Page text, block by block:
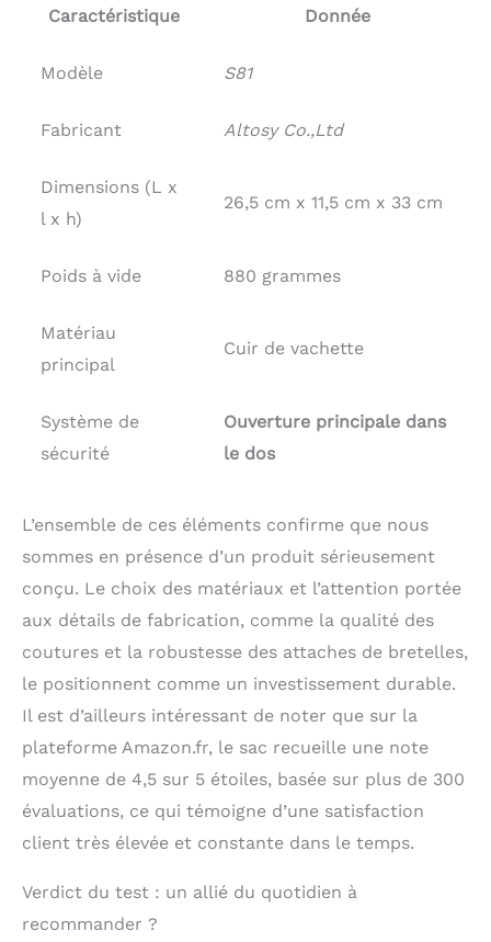
Caractéristique Donnée
Modèle S81
Fabricant Altosy Co.,Ltd
Dimensions (L x
l x h)
26,5 cm x 11,5 cm x 33 cm
Poids à vide 880 grammes
Matériau
principal
Cuir de vachette
Système de
sécurité
Ouverture principale dans
le dos
L’ensemble de ces éléments confirme que nous
sommes en présence d’un produit sérieusement
conçu. Le choix des matériaux et l’attention portée
aux détails de fabrication, comme la qualité des
coutures et la robustesse des attaches de bretelles,
le positionnent comme un investissement durable.
Il est d’ailleurs intéressant de noter que sur la
plateforme Amazon.fr, le sac recueille une note
moyenne de 4,5 sur 5 étoiles, basée sur plus de 300
évaluations, ce qui témoigne d’une satisfaction
client très élevée et constante dans le temps.
Verdict du test : un allié du quotidien à
recommander ?